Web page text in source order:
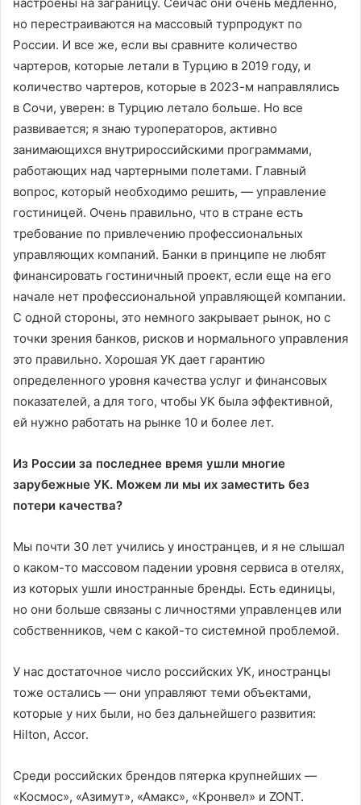
но перестраиваются на массовый турпродукт по
России. И все же, если вы сравните количество
чартеров, которые летали в Турцию в 2019 году, и
количество чартеров, которые в 2023-м направлялись
в Сочи, уверен: в Турцию летало больше. Но все
развивается; я знаю туроператоров, активно
занимающихся внутрироссийскими программами,
работающих над чартерными полетами. Главный
вопрос, который необходимо решить, — управление
гостиницей. Очень правильно, что в стране есть
требование по привлечению профессиональных
управляющих компаний. Банки в принципе не любят
финансировать гостиничный проект, если еще на его
начале нет профессиональной управляющей компании.
С одной стороны, это немного закрывает рынок, но с
точки зрения банков, рисков и нормального управления
это правильно. Хорошая УК дает гарантию
определенного уровня качества услуг и финансовых
показателей, а для того, чтобы УК была эффективной,
ей нужно работать на рынке 10 и более лет.
Из России за последнее время ушли многие
зарубежные УК. Можем ли мы их заместить без
потери качества?
Мы почти 30 лет учились у иностранцев, и я не слышал
о каком-то массовом падении уровня сервиса в отелях,
из которых ушли иностранные бренды. Есть единицы,
но они больше связаны с личностями управленцев или
собственников, чем с какой-то системной проблемой.
У нас достаточное число российских УК, иностранцы
тоже остались — они управляют теми объектами,
которые у них были, но без дальнейшего развития:
Hilton, Accor.
Среди российских брендов пятерка крупнейших —
«Космос», «Азимут», «Амакс», «Кронвел» и ZONT.